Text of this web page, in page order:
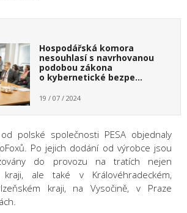
Hospodářská komora
nesouhlasí s navrhovanou
podobou zákona
o kybernetické bezpe…
19 / 07 / 2024
polské společnosti PESA objednaly
Po jejich dodání od výrobce jsou
do provozu na tratích nejen
ale také v Královéhradeckém,
kraji, na Vysočině, v Praze